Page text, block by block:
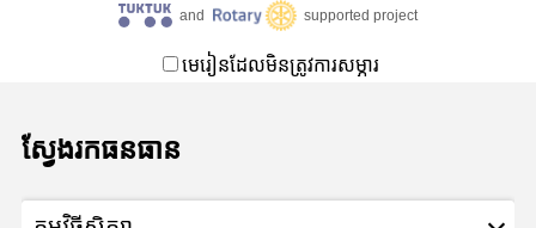
and supported project
មេរៀនដែលមិនត្រូវការសម្ភារ
ស្វែងរកធនធាន